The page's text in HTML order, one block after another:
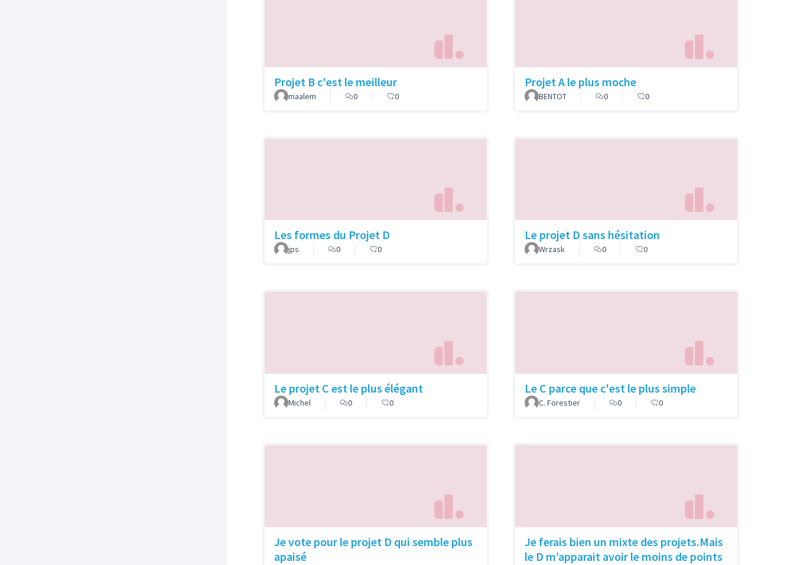
Projet B c'est le meilleur
maalem 0 0
Projet A le plus moche
BENTOT 0 0
Les formes du Projet D
jps 0 0
Le projet D sans hésitation
Wrzask 0 0
Le projet C est le plus élégant
Michel 0 0
Le C parce que c'est le plus simple
C. Forestier 0 0
Je vote pour le projet D qui semble plus
apaisé
Je ferais bien un mixte des projets.Mais
le D m’apparait avoir le moins de points